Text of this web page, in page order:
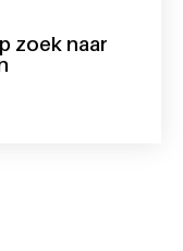
zoek naar
van duijl: op zoek